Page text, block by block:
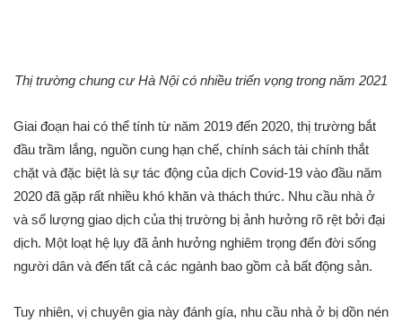
Thị trường chung cư Hà Nội có nhiều triển vọng trong năm 2021
Giai đoạn hai có thể tính từ năm 2019 đến 2020, thị trường bắt
đầu trầm lắng, nguồn cung hạn chế, chính sách tài chính thắt
chặt và đặc biệt là sự tác động của dịch Covid-19 vào đầu năm
2020 đã gặp rất nhiều khó khăn và thách thức. Nhu cầu nhà ở
và số lượng giao dịch của thị trường bị ảnh hưởng rõ rệt bởi đại
dịch. Một loạt hệ lụy đã ảnh hưởng nghiêm trọng đến đời sống
người dân và đến tất cả các ngành bao gồm cả bất động sản.
Tuy nhiên, vị chuyên gia này đánh gía, nhu cầu nhà ở bị dồn nén